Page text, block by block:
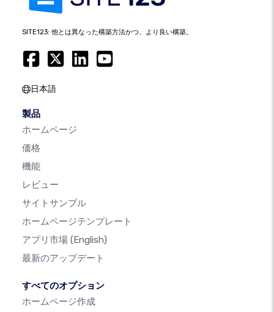
SITE123: 他とは異なった構築方法かつ、より良い構築。
日本語
製品
ホームページ
価格
機能
レビュー
サイトサンプル
ホームページテンプレート
アプリ市場 (English)
最新のアップデート
すべてのオプション
ホームページ作成